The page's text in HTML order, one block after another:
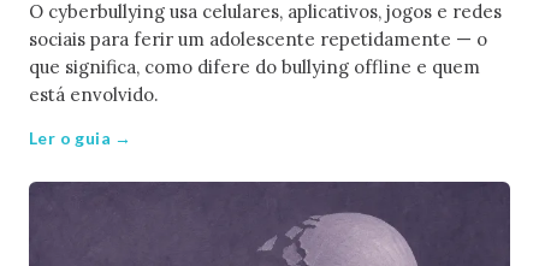
O cyberbullying usa celulares, aplicativos, jogos e redes
sociais para ferir um adolescente repetidamente — o
que significa, como difere do bullying offline e quem
está envolvido.
Ler o guia →